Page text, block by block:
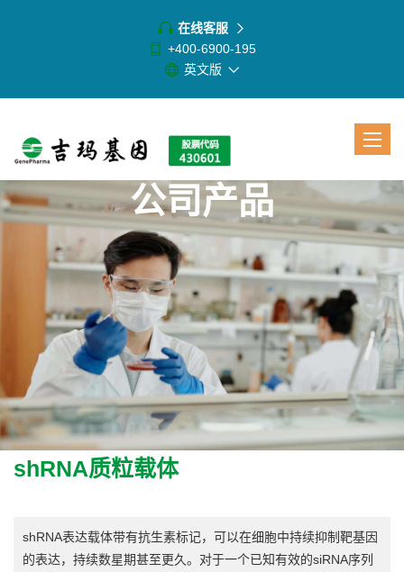
在线客服
+400-6900-195
英文版
Toggle
公司产品
shRNA质粒载体
shRNA表达载体带有抗生素标记，可以在细胞中持续抑制靶基因
的表达，持续数星期甚至更久。对于一个已知有效的siRNA序列